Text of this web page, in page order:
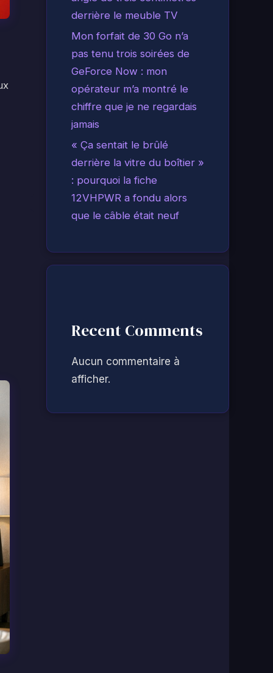
derrière le meuble TV
Mon forfait de 30 Go n’a
pas tenu trois soirées de
GeForce Now : mon
opérateur m’a montré le
chiffre que je ne regardais
jamais
« Ça sentait le brûlé
derrière la vitre du boîtier »
: pourquoi la fiche
12VHPWR a fondu alors
que le câble était neuf
Recent Comments
Aucun commentaire à
afficher.